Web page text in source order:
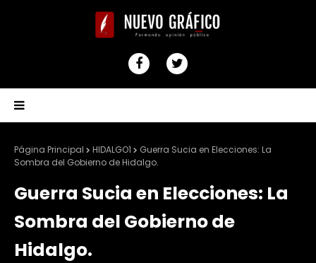
Página Principal HIDALGO1
Guerra Sucia en Elecciones: La
Sombra del Gobierno de Hidalgo.
Guerra Sucia en Elecciones: La
Sombra del Gobierno de
Hidalgo.